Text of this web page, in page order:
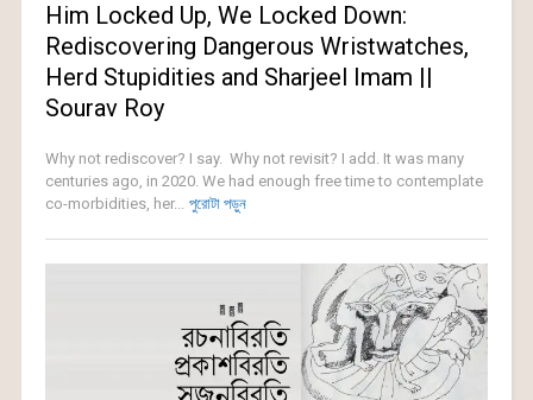
Him Locked Up, We Locked Down:
Rediscovering Dangerous Wristwatches,
Herd Stupidities and Sharjeel Imam ||
Sourav Roy
Why not rediscover? I say. Why not revisit? I add. It was many
centuries ago, in 2020. We had enough free time to contemplate
co-morbidities, her... পুরোটা পড়ুন